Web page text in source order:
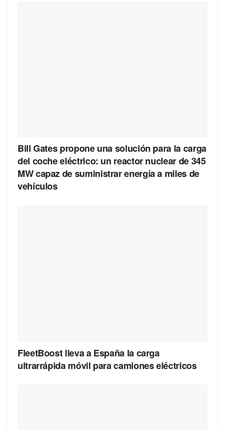
Bill Gates propone una solución para la carga
del coche eléctrico: un reactor nuclear de 345
MW capaz de suministrar energía a miles de
vehículos
FleetBoost lleva a España la carga
ultrarrápida móvil para camiones eléctricos